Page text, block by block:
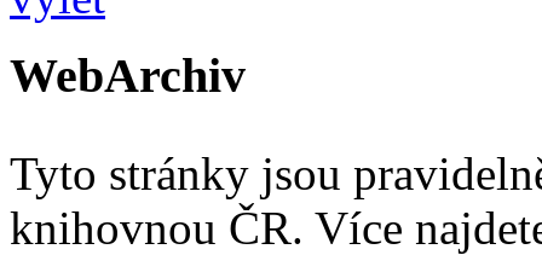
WebArchiv
Tyto stránky jsou
knihovnou ČR. Více